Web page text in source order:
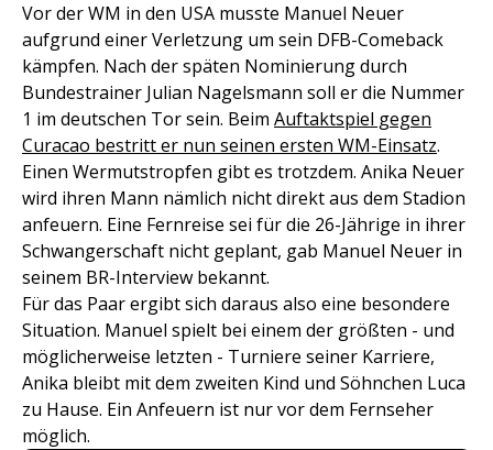
Vor der WM in den USA musste Manuel Neuer
aufgrund einer Verletzung um sein DFB-Comeback
kämpfen. Nach der späten Nominierung durch
Bundestrainer Julian Nagelsmann soll er die Nummer
1 im deutschen Tor sein. Beim Auftaktspiel gegen
Curacao bestritt er nun seinen ersten WM-Einsatz.
Einen Wermutstropfen gibt es trotzdem. Anika Neuer
wird ihren Mann nämlich nicht direkt aus dem Stadion
anfeuern. Eine Fernreise sei für die 26-Jährige in ihrer
Schwangerschaft nicht geplant, gab Manuel Neuer in
seinem BR-Interview bekannt.
Für das Paar ergibt sich daraus also eine besondere
Situation. Manuel spielt bei einem der größten - und
möglicherweise letzten - Turniere seiner Karriere,
Anika bleibt mit dem zweiten Kind und Söhnchen Luca
zu Hause. Ein Anfeuern ist nur vor dem Fernseher
möglich.